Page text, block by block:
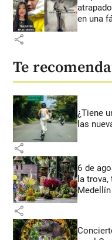
en una
share
Te
¿Tiene
las
share
6 de
la
Medellín
share